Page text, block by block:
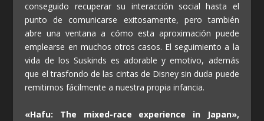
conseguido recuperar su interacción social hasta el
punto de comunicarse exitosamente, pero también
abre una ventana a cómo esta aproximación puede
emplearse en muchos otros casos. El seguimiento a la
vida de los Suskinds es adorable y emotivo, además
que el trasfondo de las cintas de Disney sin duda puede
remitirnos fácilmente a nuestra propia infancia.
«Hafu: The mixed-race experience in Japan»,